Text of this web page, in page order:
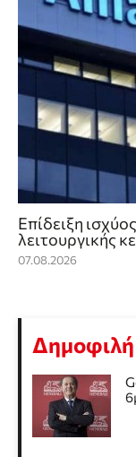
Επίδειξη
λειτουργικής
07.08.2026